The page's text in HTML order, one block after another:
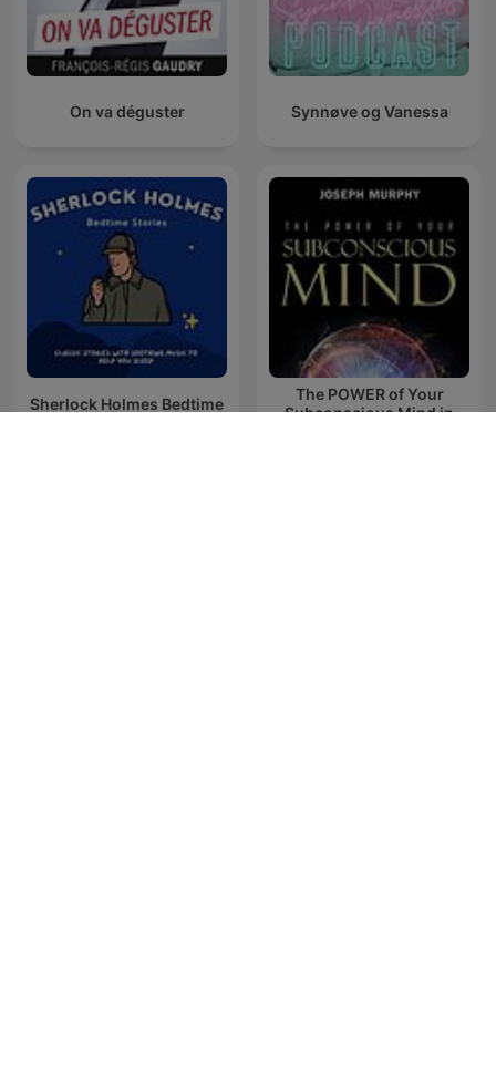
On va déguster Synnøve og Vanessa
Sherlock Holmes Bedtime
The POWER of Your
Subconscious Mind in